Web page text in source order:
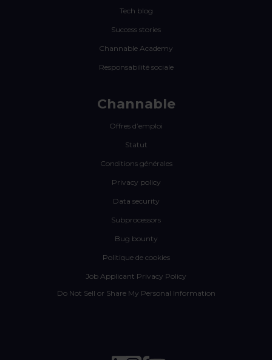
Tech blog
Success stories
Channable Academy
Responsabilité sociale
Channable
Offres d’emploi
Statut
Conditions générales
Privacy policy
Data security
Subprocessors
Bug bounty
Politique de cookies
Job Applicant Privacy Policy
Do Not Sell or Share My Personal Information